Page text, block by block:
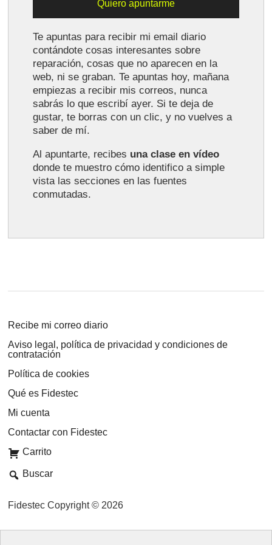
Te apuntas para recibir mi email diario
contándote cosas interesantes sobre
reparación, cosas que no aparecen en la
web, ni se graban. Te apuntas hoy, mañana
empiezas a recibir mis correos, nunca
sabrás lo que escribí ayer. Si te deja de
gustar, te borras con un clic, y no vuelves a
saber de mí.
Al apuntarte, recibes una clase en vídeo
donde te muestro cómo identifico a simple
vista las secciones en las fuentes
conmutadas.
Recibe mi correo diario
Aviso legal, política de privacidad y condiciones de
contratación
Política de cookies
Qué es Fidestec
Mi cuenta
Contactar con Fidestec
Carrito
Buscar
Fidestec Copyright © 2026